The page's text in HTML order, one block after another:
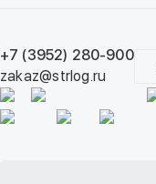
+7 (3952) 280-900
zakaz@strlog.ru